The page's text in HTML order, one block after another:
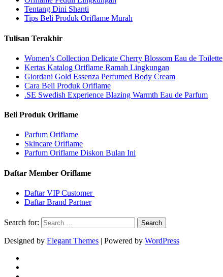
Tentang Dini Shanti
Tips Beli Produk Oriflame Murah
Tulisan Terakhir
Women’s Collection Delicate Cherry Blossom Eau de Toilette
Kertas Katalog Oriflame Ramah Lingkungan
Giordani Gold Essenza Perfumed Body Cream
Cara Beli Produk Oriflame
.SE Swedish Experience Blazing Warmth Eau de Parfum
Beli Produk Oriflame
Parfum Oriflame
Skincare Oriflame
Parfum Oriflame Diskon Bulan Ini
Daftar Member Oriflame
Daftar VIP Customer
Daftar Brand Partner
Search for:
Designed by Elegant Themes | Powered by WordPress